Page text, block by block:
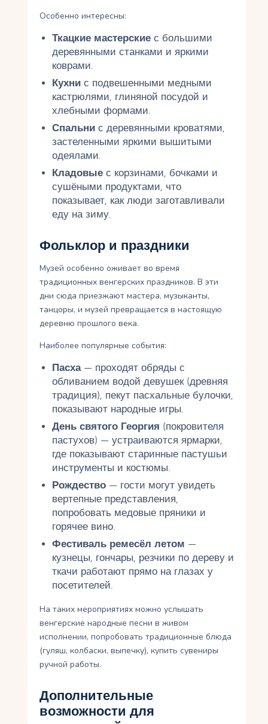
Особенно интересны:
Ткацкие мастерскиес большими
деревянными станками и яркими
коврами.
Кухнис подвешенными медными
кастрюлями, глиняной посудой и
хлебными формами.
Спальнис деревянными кроватями,
застеленными яркими вышитыми
одеялами.
Кладовыес корзинами, бочками и
сушёными продуктами, что
показывает, как люди заготавливали
еду на зиму.
Фольклор и праздники
Музей особенно оживает во время
традиционных венгерских праздников. В эти
дни сюда приезжают мастера, музыканты,
танцоры, и музей превращается в настоящую
деревню прошлого века.
Наиболее популярные события:
Пасха— проходят обряды с
обливанием водой девушек (древняя
традиция), пекут пасхальные булочки,
показывают народные игры.
День святого Георгия (покровителя
пастухов) — устраиваются ярмарки,
где показывают старинные пастушьи
инструменты и костюмы.
Рождество— гости могут увидеть
вертепные представления,
попробовать медовые пряники и
горячее вино.
Фестиваль ремесёл летом —
кузнецы, гончары, резчики по дереву и
ткачи работают прямо на глазах у
посетителей.
На таких мероприятиях можно услышать
венгерские народные песни в живом
исполнении, попробовать традиционные блюда
(гуляш, колбаски, выпечку), купить сувениры
ручной работы.
Дополнительные
возможности для